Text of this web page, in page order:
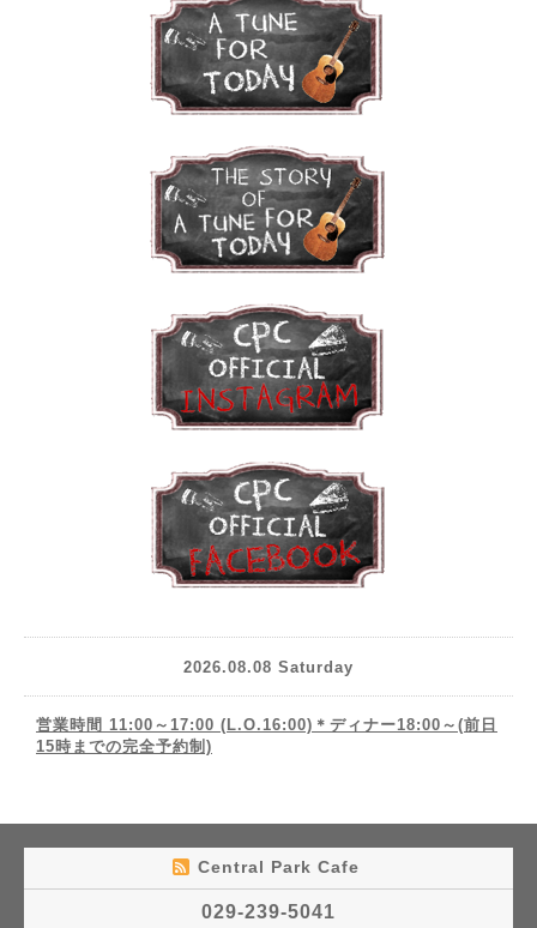
2026.08.08 Saturday
営業時間 11:00～17:00 (L.O.16:00)＊ディナー18:00～(前日
15時までの完全予約制)
Central Park Cafe
029-239-5041